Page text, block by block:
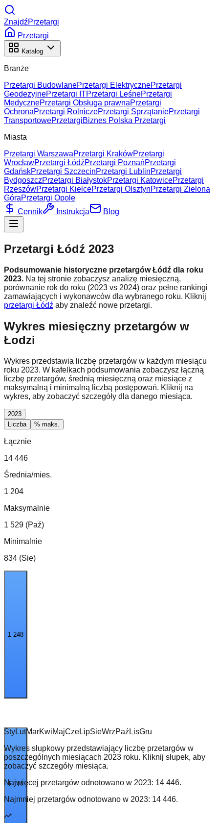
ZnajdźPrzetargi
Przetargi
Katalog
Branże
Przetargi BudowlanePrzetargi ElektrycznePrzetargi
GeodezyjnePrzetargi ITPrzetargi LeśnePrzetargi
MedycznePrzetargi Obsługa prawnaPrzetargi
OchronaPrzetargi RolniczePrzetargi SprzątaniePrzetargi
TransportowePrzetargiBiznes Polska Przetargi
Miasta
Przetargi WarszawaPrzetargi KrakówPrzetargi
WrocławPrzetargi ŁódźPrzetargi PoznańPrzetargi
GdańskPrzetargi SzczecinPrzetargi LublinPrzetargi
BydgoszczPrzetargi BiałystokPrzetargi KatowicePrzetargi
RzeszówPrzetargi KielcePrzetargi OlsztynPrzetargi Zielona
GóraPrzetargi Opole
Cennik
Instrukcja Blog
Przetargi Łódź 2023
Podsumowanie historyczne przetargów Łódź dla roku
2023. Na tej stronie zobaczysz analizę miesięczną,
porównanie rok do roku (2023 vs 2024) oraz pełne rankingi
zamawiających i wykonawców dla wybranego roku. Kliknij
przetargi Łódź aby znaleźć nowe przetargi.
Wykres miesięczny przetargów w
Łodzi
Wykres przedstawia liczbę przetargów w każdym miesiącu
roku 2023. W kafelkach podsumowania zobaczysz łączną
liczbę przetargów, średnią miesięczną oraz miesiące z
maksymalną i minimalną liczbą postępowań. Kliknij na
wykres, aby zobaczyć szczegóły dla danego miesiąca.
2023
Liczba
% maks.
Łącznie
14 446
Średnia/mies.
1 204
Maksymalnie
1 529 (Paź)
Minimalnie
834 (Sie)
1 248
1 111
StyLutMarKwiMajCzeLipSieWrzPaź LisGru
Wykres słupkowy przedstawiający liczbę przetargów w
poszczególnych miesiącach 2023 roku. Kliknij słupek, aby
zobaczyć szczegóły miesiąca.
Najwięcej przetargów odnotowano w 2023: 14 446.
Najmniej przetargów odnotowano w 2023: 14 446.